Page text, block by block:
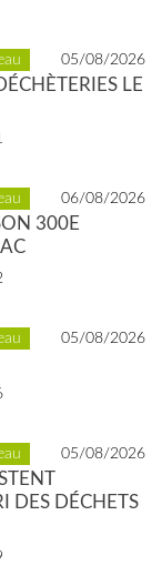
05/08/2026
LE
06/08/2026
300E
05/08/2026
05/08/2026
DES DÉCHETS